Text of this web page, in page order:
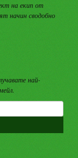
на екип от
начин сводобно
най-